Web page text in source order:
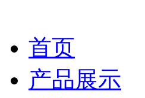
首页
产品展示